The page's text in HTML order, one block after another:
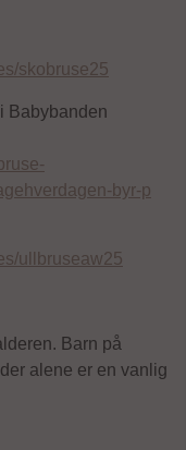
skobruse25
Babybanden
byr-p
ullbruseaw25
Barn på
alene er en vanlig